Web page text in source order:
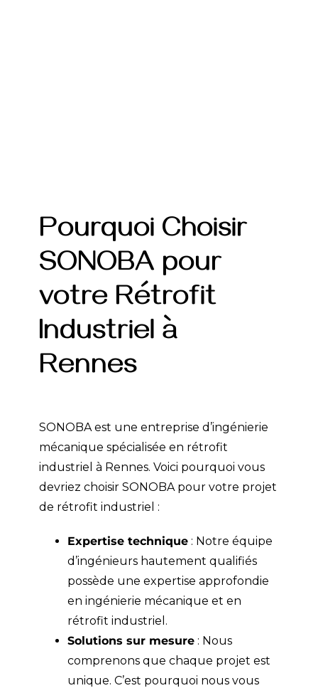
Pourquoi Choisir
SONOBA pour
votre Rétrofit
Industriel à
Rennes
SONOBA est une entreprise d’ingénierie
mécanique spécialisée en rétrofit
industriel à Rennes. Voici pourquoi vous
devriez choisir SONOBA pour votre projet
de rétrofit industriel :
Expertise technique : Notre équipe
d’ingénieurs hautement qualifiés
possède une expertise approfondie
en ingénierie mécanique et en
rétrofit industriel.
Solutions sur mesure : Nous
comprenons que chaque projet est
unique. C’est pourquoi nous vous